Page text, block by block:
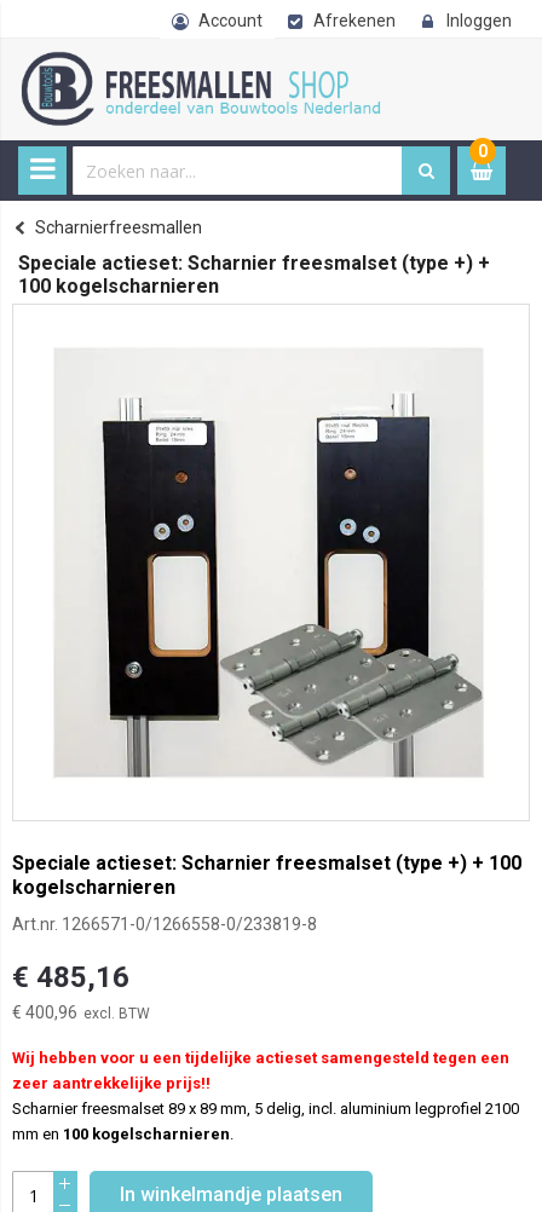
Account Afrekenen Inloggen
0
item
Home
Freesmallen
Scharnierfreesmallen
Speciale actieset: Scharnier freesmalset (type +) +
100 kogelscharnieren
Speciale actieset: Scharnier freesmalset (type +) + 100
kogelscharnieren
Art.nr. 1266571-0/1266558-0/233819-8
€ 485,16
€ 400,96
Wij hebben voor u een tijdelijke actieset samengesteld tegen een
zeer aantrekkelijke prijs!!
Scharnier freesmalset 89 x 89 mm, 5 delig, incl. aluminium legprofiel 2100
mm en 100 kogelscharnieren.
In winkelmandje plaatsen